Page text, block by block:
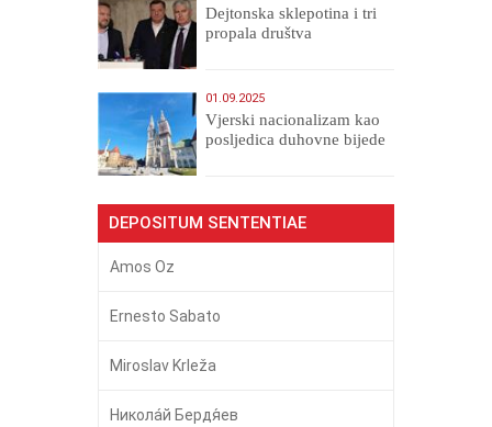
Dejtonska sklepotina i tri
propala društva
01.09.2025
​Vjerski nacionalizam kao
posljedica duhovne bijede
DEPOSITUM SENTENTIAE
Amos Oz
Ernesto Sabato
Miroslav Krleža
Никола́й Бердя́ев